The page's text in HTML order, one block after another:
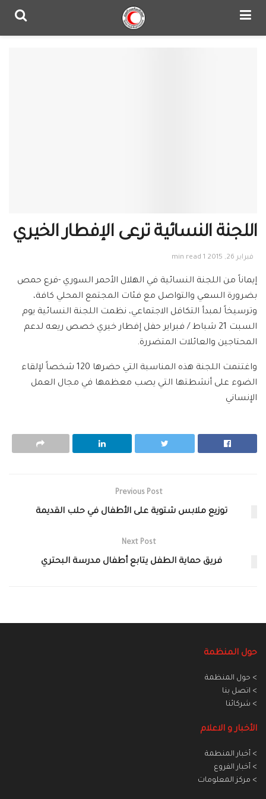
اللجنة النسائية ترعى الإفطار الخيري
فبراير 26, 2015 1 min read
إيماناً من اللجنة النسائية في الهلال الأحمر السوري -فرع حمص
بضرورة السعي والتواصل مع فئات المجتمع المحلي كافة،
وترسيخاً لمبدأ التكافل الاجتماعي، نظمت اللجنة النسائية يوم
السبت 21 شباط / فبراير حفل إفطار خيري خصص ريعه لدعم
المحتاجين والعائلات المتضررة.
واغتنمت اللجنة هذه المناسبة التي حضرها 120 شخصاً لإلقاء
الضوء على أنشطتها التي يصب معظمها في مجال العمل
الإنساني
Previous Post
توزيع ملابس شتوية على الأطفال في حلب القديمة
Next Post
فريق حماية الطفل يتابع أطفال مدرسة البحتري
حول المنظمة
> حول المنظمة
> اتصل بنا
> شركائنا
الأخبار و الاعلام
> أخبار المنطمة
> أخبار الفروع
> مركز المعلومات